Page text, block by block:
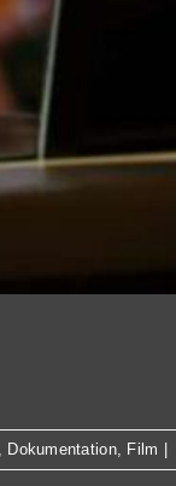
Dokumentation, Film